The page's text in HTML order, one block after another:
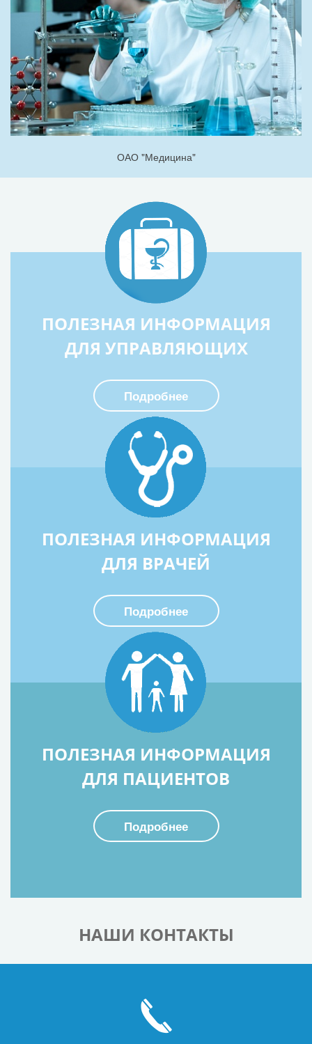
ОАО "Медицина"
ПОЛЕЗНАЯ ИНФОРМАЦИЯ
ДЛЯ УПРАВЛЯЮЩИХ
Подробнее
ПОЛЕЗНАЯ ИНФОРМАЦИЯ
ДЛЯ ВРАЧЕЙ
Подробнее
ПОЛЕЗНАЯ ИНФОРМАЦИЯ
ДЛЯ ПАЦИЕНТОВ
Подробнее
НАШИ КОНТАКТЫ